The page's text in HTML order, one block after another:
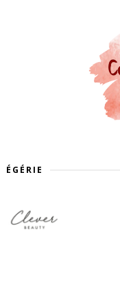
ÉGÉRIE